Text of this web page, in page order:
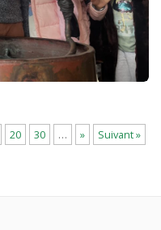
20 30 … » Suivant »